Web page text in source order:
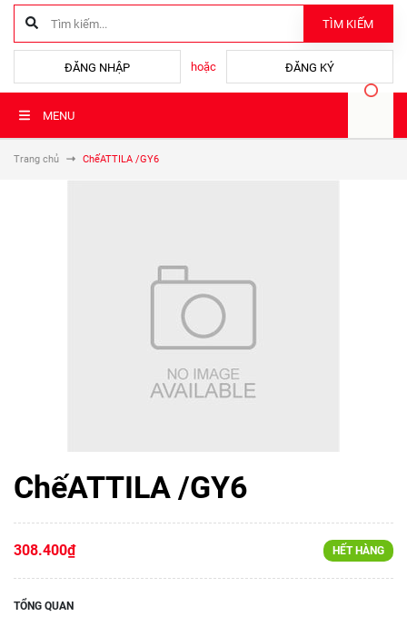
TÌM KIẾM
ĐĂNG NHẬP hoặc ĐĂNG KÝ
MENU
Trang chủ ChếATTILA /GY6
ChếATTILA /GY6
308.400₫ HẾT HÀNG
TỔNG QUAN